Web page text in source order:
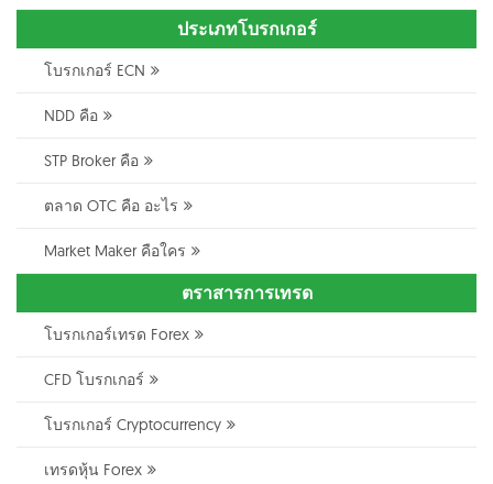
ประเภทโบรกเกอร์
โบรกเกอร์ ECN
NDD คือ
STP Broker คือ
ตลาด OTC คือ อะไร
Market Maker คือใคร
ตราสารการเทรด
โบรกเกอร์เทรด Forex
CFD โบรกเกอร์
โบรกเกอร์ Cryptocurrency
เทรดหุ้น Forex